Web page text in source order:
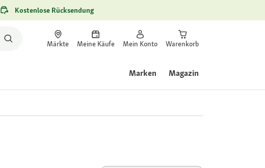
Kostenlose Rücksendung
Märkte Meine Käufe Mein Konto Warenkorb
Marken Magazin